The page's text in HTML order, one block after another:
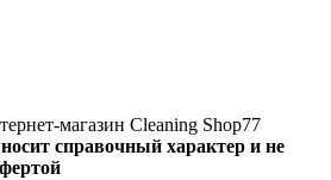
магазин Cleaning Shop77
справочный характер и не